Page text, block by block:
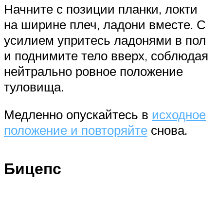
Начните с позиции планки, локти
на ширине плеч, ладони вместе. С
усилием упритесь ладонями в пол
и поднимите тело вверх, соблюдая
нейтрально ровное положение
туловища.
Медленно опускайтесь в исходное
положение и повторяйте снова.
Бицепс